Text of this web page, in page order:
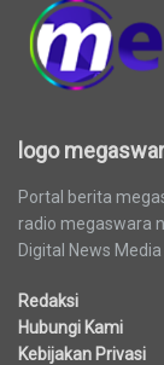
logo
Portal berita
radio megaswara
Digital News
Redaksi
Hubungi Kami
Kebijakan Privasi